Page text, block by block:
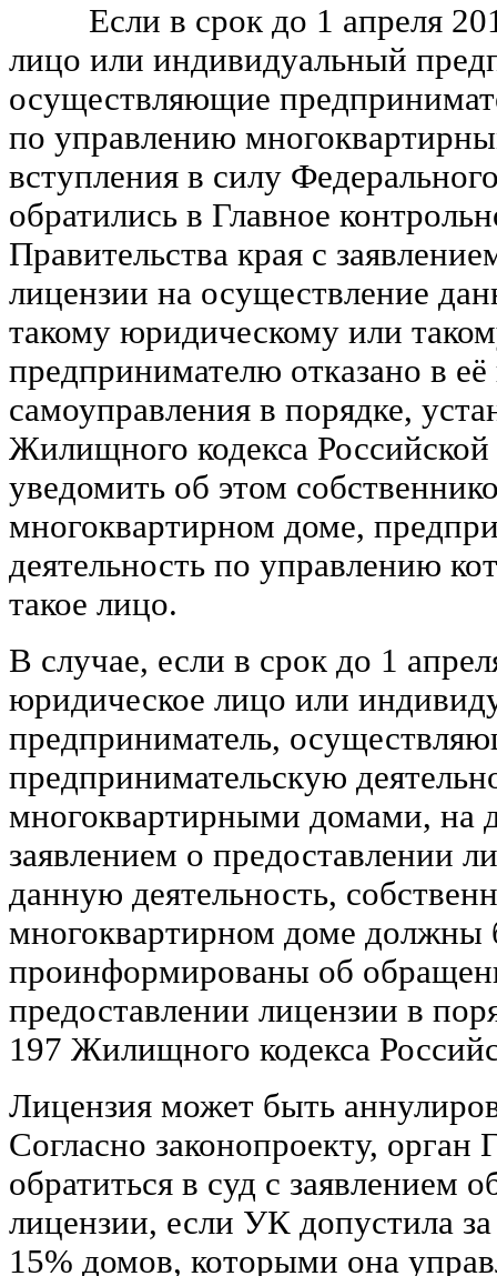
Если в срок до 1 апреля
лицо или индивидуальный
осуществляющие
по управлению
вступления в силу
обратились в Главное
Правительства края с
лицензии на осуществление
такому юридическому или
предпринимателю отказано в
самоуправления в порядке,
Жилищного кодекса
уведомить об этом
многоквартирном доме,
деятельность по управлению
такое лицо.
В случае, если в срок до 1
юридическое лицо или
предприниматель,
предпринимательскую
многоквартирными домами, на
заявлением о предоставлении
данную деятельность,
многоквартирном доме должны
проинформированы об
предоставлении лицензии в
197 Жилищного кодекса
Лицензия может быть
Согласно законопроекту, орган
обратиться в суд с заявлением
лицензии, если УК допустила
15% домов, которыми она